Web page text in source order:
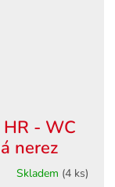
- WC
nerez
Skladem (4 ks)